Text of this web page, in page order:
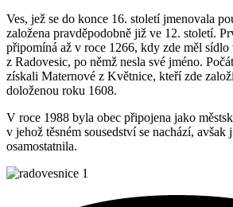
Ves, jež se do konce 16. století jmenovala
založena pravděpodobně již ve 12. století.
připomíná až v roce 1266, kdy zde měl
z Radovesic, po němž nesla své jméno.
získali Maternové z Květnice, kteří zde
doloženou roku 1608.
V roce 1988 byla obec připojena jako
v jehož těsném sousedství se nachází, avšak
osamostatnila.